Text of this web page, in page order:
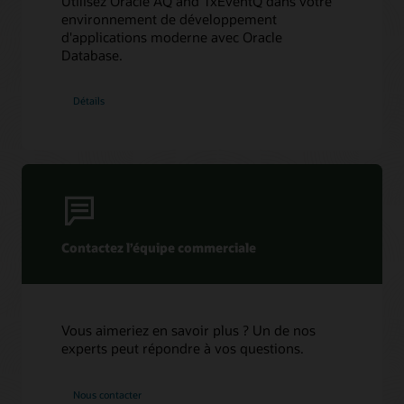
Oracle AQ avec Python et cx_Oracle
environnement de développement
d'applications moderne avec Oracle
Database.
Détails
Contactez l’équipe commerciale
Vous aimeriez en savoir plus ? Un de nos
experts peut répondre à vos questions.
Nous contacter